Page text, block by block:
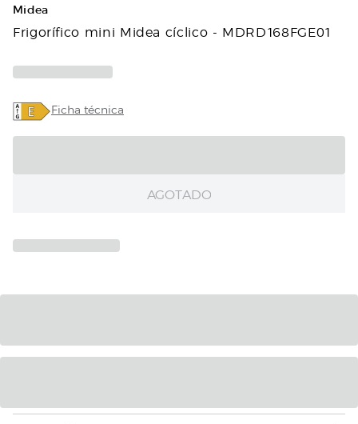
Midea
Frigorífico mini Midea cíclico - MDRD168FGE01
Ficha técnica
AGOTADO